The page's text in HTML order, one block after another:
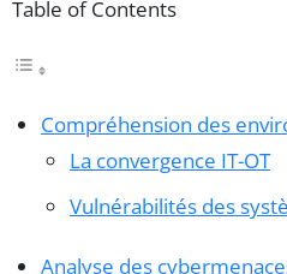
Table of Contents
Compréhension des
La convergence IT-OT
Vulnérabilités des
Analyse des